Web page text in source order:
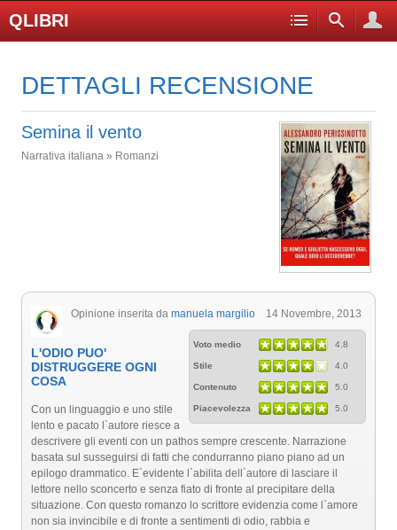
QLIBRI
DETTAGLI RECENSIONE
Semina il vento
Narrativa italiana » Romanzi
Opinione inserita da manuela margilio 14 Novembre, 2013
Voto medio 4.8
Stile 4.0
Contenuto 5.0
Piacevolezza 5.0
L'ODIO PUO'
DISTRUGGERE OGNI
COSA
Con un linguaggio e uno stile
lento e pacato l`autore riesce a
descrivere gli eventi con un pathos sempre crescente. Narrazione
basata sul susseguirsi di fatti che condurranno piano piano ad un
epilogo drammatico. E`evidente l`abilita dell`autore di lasciare il
lettore nello sconcerto e senza fiato di fronte al precipitare della
situazione. Con questo romanzo lo scrittore evidenzia come l`amore
non sia invincibile e di fronte a sentimenti di odio, rabbia e